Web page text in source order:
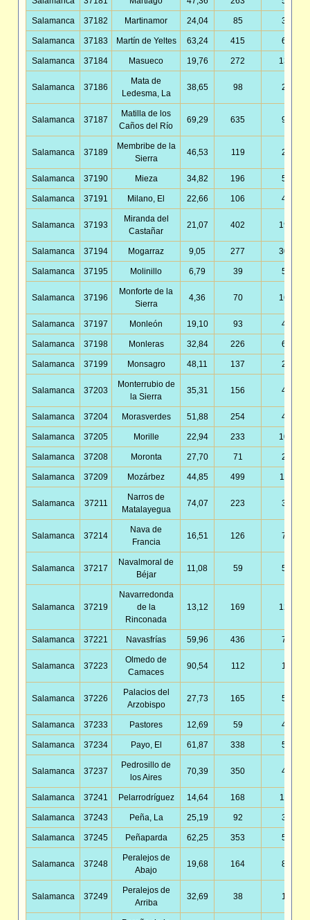
Salamanca 37182 Martinamor 24,04 85 3,54
Salamanca 37183 Martín de Yeltes 63,24 415 6,56
Salamanca 37184 Masueco 19,76 272 13,77
Salamanca 37186
Mata de
Ledesma, La
38,65 98 2,54
Salamanca 37187
Matilla de los
Caños del Río
69,29 635 9,16
Salamanca 37189
Membribe de la
Sierra
46,53 119 2,56
Salamanca 37190 Mieza 34,82 196 5,63
Salamanca 37191 Milano, El 22,66 106 4,68
Salamanca 37193
Miranda del
Castañar
21,07 402 19,08
Salamanca 37194 Mogarraz 9,05 277 30,61
Salamanca 37195 Molinillo 6,79 39 5,75
Salamanca 37196
Monforte de la
Sierra
4,36 70 16,05
Salamanca 37197 Monleón 19,10 93 4,87
Salamanca 37198 Monleras 32,84 226 6,88
Salamanca 37199 Monsagro 48,11 137 2,85
Salamanca 37203
Monterrubio de
la Sierra
35,31 156 4,42
Salamanca 37204 Morasverdes 51,88 254 4,90
Salamanca 37205 Morille 22,94 233 10,16
Salamanca 37208 Moronta 27,70 71 2,56
Salamanca 37209 Mozárbez 44,85 499 11,13
Salamanca 37211
Narros de
Matalayegua
74,07 223 3,01
Salamanca 37214
Nava de
Francia
16,51 126 7,63
Salamanca 37217
Navalmoral de
Béjar
11,08 59 5,33
Salamanca 37219
Navarredonda
de la
Rinconada
13,12 169 12,88
Salamanca 37221 Navasfrías 59,96 436 7,27
Salamanca 37223
Olmedo de
Camaces
90,54 112 1,24
Salamanca 37226
Palacios del
Arzobispo
27,73 165 5,95
Salamanca 37233 Pastores 12,69 59 4,65
Salamanca 37234 Payo, El 61,87 338 5,46
Salamanca 37237
Pedrosillo de
los Aires
70,39 350 4,97
Salamanca 37241 Pelarrodríguez 14,64 168 11,48
Salamanca 37243 Peña, La 25,19 92 3,65
Salamanca 37245 Peñaparda 62,25 353 5,67
Salamanca 37248
Peralejos de
Abajo
19,68 164 8,33
Salamanca 37249
Peralejos de
Arriba
32,69 38 1,16